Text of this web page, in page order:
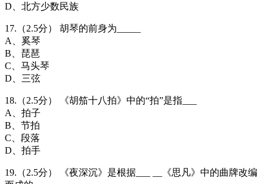
D、北方少数民族
17.（2.5分） 胡琴的前身为_____
A、奚琴
B、琵琶
C、马头琴
D、三弦
18.（2.5分） 《胡笳十八拍》中的“拍”是指___
A、拍子
B、节拍
C、段落
D、拍手
19.（2.5分） 《夜深沉》是根据___ __《思凡》中的曲牌改编